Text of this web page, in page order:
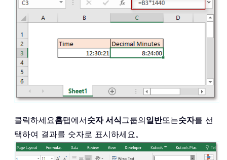
클릭하세요홈탭에서숫자 서식그룹의일반또는숫자를 선
택하여 결과를 숫자로 표시하세요。